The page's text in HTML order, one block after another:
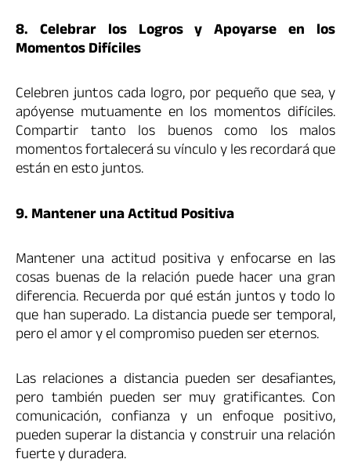
8. Celebrar los Logros y Apoyarse en los
Momentos Difíciles
Celebren juntos cada logro, por pequeño que sea, y
apóyense mutuamente en los momentos difíciles.
Compartir tanto los buenos como los malos
momentos fortalecerá su vínculo y les recordará que
están en esto juntos.
9. Mantener una Actitud Positiva
Mantener una actitud positiva y enfocarse en las
cosas buenas de la relación puede hacer una gran
diferencia. Recuerda por qué están juntos y todo lo
que han superado. La distancia puede ser temporal,
pero el amor y el compromiso pueden ser eternos.
Las relaciones a distancia pueden ser desafiantes,
pero también pueden ser muy gratificantes. Con
comunicación, confianza y un enfoque positivo,
pueden superar la distancia y construir una relación
fuerte y duradera.